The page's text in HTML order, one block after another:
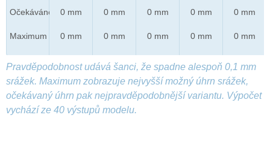
Očekáváno
Maximum
0 mm
0 mm
0 mm
0 mm
0 mm
0 mm
0 mm
0 mm
0 mm
0 mm
Pravděpodobnost udává šanci, že spadne alespoň 0,1 mm
srážek. Maximum zobrazuje nejvyšší možný úhrn srážek,
očekávaný úhrn pak nejpravděpodobnější variantu. Výpočet
vychází ze 40 výstupů modelu.